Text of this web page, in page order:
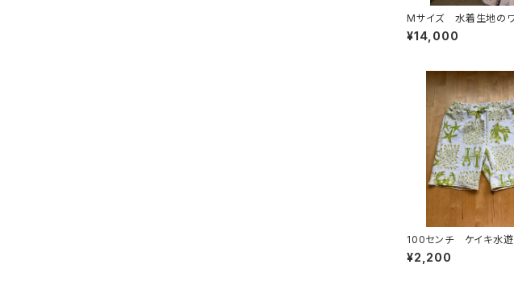
Mサイズ 水着生地のワ
¥14,000
100センチ ケイキ水遊
ンツ
¥2,200